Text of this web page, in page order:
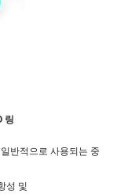
반적으로 사용되는 중
성 및